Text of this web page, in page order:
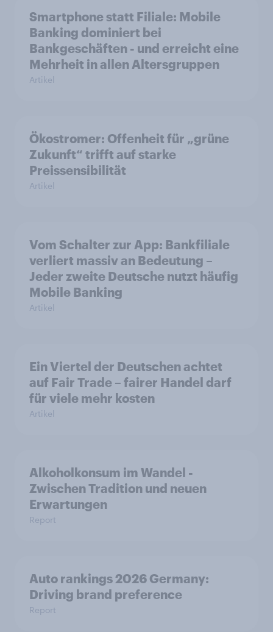
Smartphone statt Filiale: Mobile
Banking dominiert bei
Bankgeschäften - und erreicht eine
Mehrheit in allen Altersgruppen
Artikel
Ökostromer: Offenheit für „grüne
Zukunft“ trifft auf starke
Preissensibilität
Artikel
Vom Schalter zur App: Bankfiliale
verliert massiv an Bedeutung –
Jeder zweite Deutsche nutzt häufig
Mobile Banking
Artikel
Ein Viertel der Deutschen achtet
auf Fair Trade – fairer Handel darf
für viele mehr kosten
Artikel
Alkoholkonsum im Wandel​ -
Zwischen Tradition und neuen
Erwartungen
Report
Auto rankings 2026 Germany:
Driving brand preference
Report